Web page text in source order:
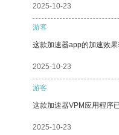
2025-10-23
游客
这款加速器app的加速效
2025-10-23
游客
这款加速器VPM应用程序
2025-10-23